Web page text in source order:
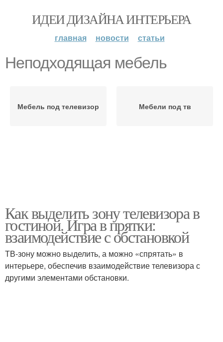
ИДЕИ ДИЗАЙНА ИНТЕРЬЕРА
главная новости статьи
Неподходящая мебель
Мебель под телевизор Мебели под тв
Как выделить зону телевизора в
гостиной. Игра в прятки:
взаимодействие с обстановкой
ТВ-зону можно выделить, а можно «спрятать» в
интерьере, обеспечив взаимодействие телевизора с
другими элементами обстановки.